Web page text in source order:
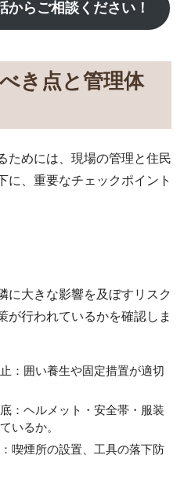
からご相談ください！
き点と管理体
ためには、現場の管理と住民
に、重要なチェックポイント
に大きな影響を及ぼすリスク
が行われているかを確認しま
：囲い養生や固定措置が適切
：ヘルメット・安全帯・服装
いるか。
喫煙所の設置、工具の落下防